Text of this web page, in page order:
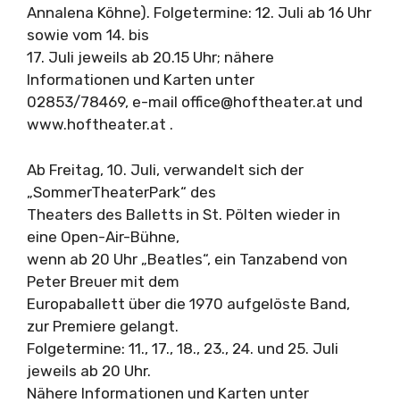
Annalena Köhne). Folgetermine: 12. Juli ab 16 Uhr
sowie vom 14. bis
17. Juli jeweils ab 20.15 Uhr; nähere
Informationen und Karten unter
02853/78469, e-mail office@hoftheater.at und
www.hoftheater.at .
Ab Freitag, 10. Juli, verwandelt sich der
„SommerTheaterPark“ des
Theaters des Balletts in St. Pölten wieder in
eine Open-Air-Bühne,
wenn ab 20 Uhr „Beatles“, ein Tanzabend von
Peter Breuer mit dem
Europaballett über die 1970 aufgelöste Band,
zur Premiere gelangt.
Folgetermine: 11., 17., 18., 23., 24. und 25. Juli
jeweils ab 20 Uhr.
Nähere Informationen und Karten unter